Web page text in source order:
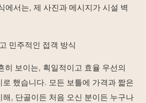
에서는, 제 사진과 메시지가 시설 벽
민주적인 접객 방식
히 보이는, 획일적이고 효율 우선의
했습니다. 모든 보틀에 가격과 짧은
, 단골이든 처음 오신 분이든 누구나